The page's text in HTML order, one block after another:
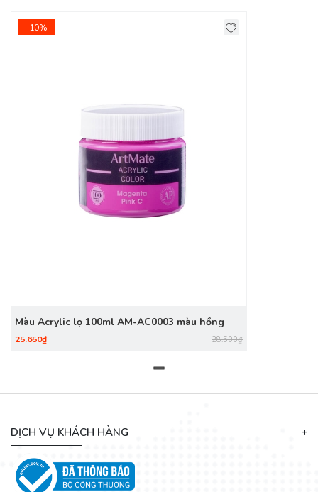
-10%
Màu Acrylic lọ 100ml AM-AC0003 màu hồng
25.650₫ 28.500₫
DỊCH VỤ KHÁCH HÀNG